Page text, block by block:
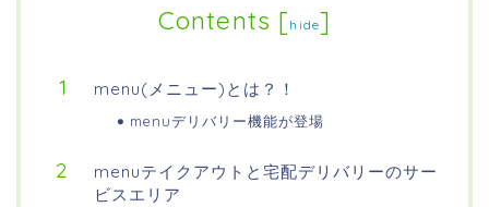
Contents [hide]
menu(メニュー)とは？！
menuデリバリー機能が登場
menuテイクアウトと宅配デリバリーのサー
ビスエリア